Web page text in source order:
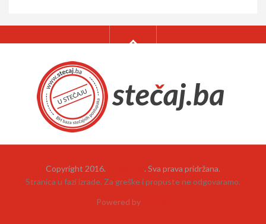
Copyright 2016.
. Sva prava pridržana.
Stranica u fazi izrade. Za greške i propuste ne odgovaramo.
Powered by